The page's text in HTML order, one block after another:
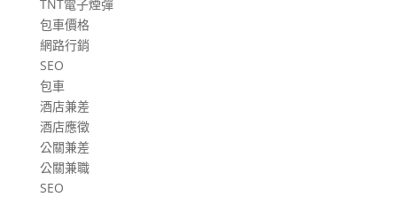
TNT電子煙彈
包車價格
網路行銷
SEO
包車
酒店兼差
酒店應徵
公關兼差
公關兼職
SEO